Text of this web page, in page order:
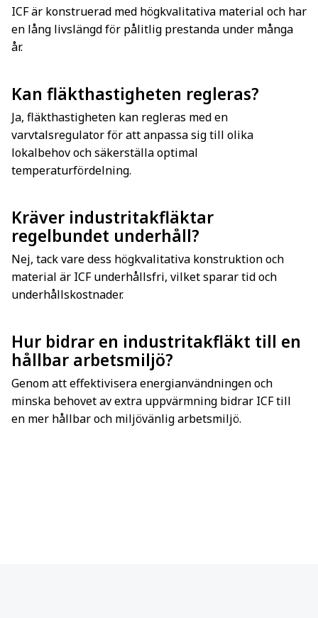
ICF är konstruerad med högkvalitativa material och har
en lång livslängd för pålitlig prestanda under många
år.
Kan fläkthastigheten regleras?
Ja, fläkthastigheten kan regleras med en
varvtalsregulator för att anpassa sig till olika
lokalbehov och säkerställa optimal
temperaturfördelning.
Kräver industritakfläktar
regelbundet underhåll?
Nej, tack vare dess högkvalitativa konstruktion och
material är ICF underhållsfri, vilket sparar tid och
underhållskostnader.
Hur bidrar en industritakfläkt till en
hållbar arbetsmiljö?
Genom att effektivisera energianvändningen och
minska behovet av extra uppvärmning bidrar ICF till
en mer hållbar och miljövänlig arbetsmiljö.